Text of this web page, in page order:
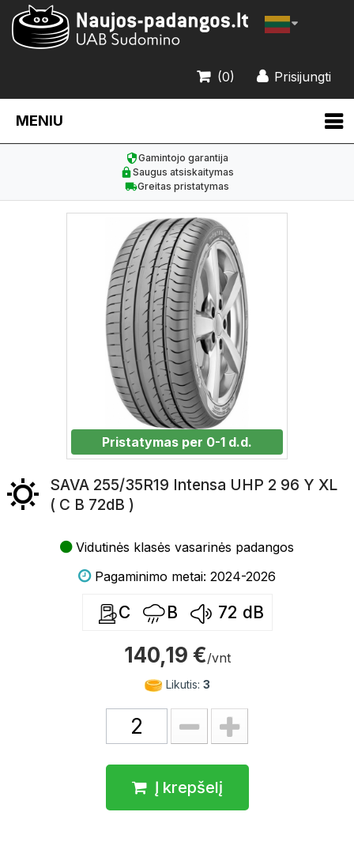
Prisijungti
(0)
MENIU
Gamintojo garantija
Saugus atsiskaitymas
Greitas pristatymas
Pristatymas per 0-1 d.d.
SAVA 255/35R19 Intensa UHP 2 96 Y XL
( C B 72dB )
Vidutinės klasės vasarinės padangos
Pagaminimo metai: 2024-2026
C B 72 dB
140,19 €/vnt
Likutis: 3
Į krepšelį